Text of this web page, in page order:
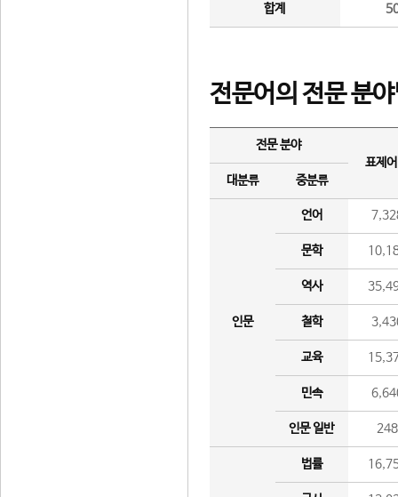
합계
전문어의 전문 분
전문 분야
표제
대분류
중분류
인문
언어
문학
역사
철학
교육
민속
인문 일반 248
법률